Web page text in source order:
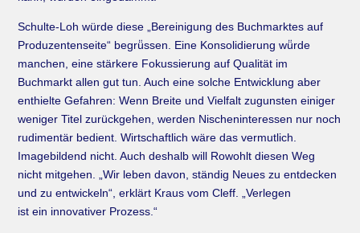
Schulte-Loh würde diese „Bereinigung des Buchmarktes auf
Produzentenseite“ begrü̈ssen. Eine Konsolidierung wü̈rde
manchen, eine stärkere Fokussierung auf Qualität im
Buchmarkt allen gut tun. Auch eine solche Entwicklung aber
enthielte Gefahren: Wenn Breite und Vielfalt zugunsten einiger
weniger Titel zurückgehen, werden Nischeninteressen nur noch
rudimentär bedient. Wirtschaftlich wäre das vermutlich.
Imagebildend nicht. Auch deshalb will Rowohlt diesen Weg
nicht mitgehen. „Wir leben davon, ständig Neues zu entdecken
und zu entwickeln“, erklärt Kraus vom Cleff. „Verlegen
ist ein innovativer Prozess.“